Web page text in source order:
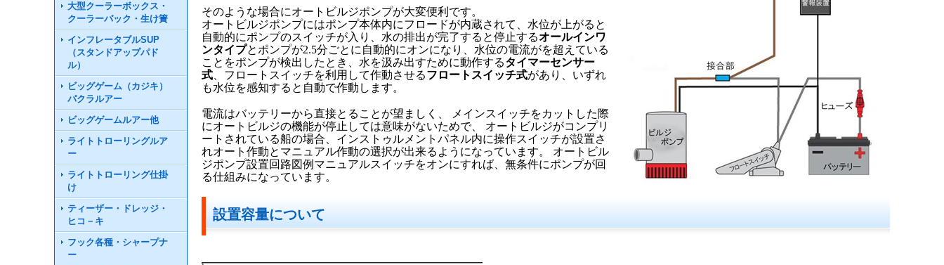
大型クーラーボックス・
クーラーバック・生け簀
インフレータブルSUP
（スタンドアップパド
ル）
ビッグゲーム（カジキ）
パクラルアー
ビッグゲームルアー他
ライトトローリングルア
ー
ライトトローリング仕掛
け
ティーザー・ドレッジ・
ヒコ－キ
フック各種・シャープナ
ー
そのような場合にオートビルジポンプが大変便利です。
オートビルジポンプにはポンプ本体内にフロードが内蔵されて、水位が上がると
自動的にポンプのスイッチが入り、水の排出が完了すると停止するオールインワ
ンタイプとポンプが2.5分ごとに自動的にオンになり、水位の電流がを超えている
ことをポンプが検出したとき、水を汲み出すために動作するタイマーセンサー
式 、フロートスイッチを利用して作動させるフロートスイッチ式があり、いずれ
も水位を感知すると自動で作動します。
電流はバッテリーから直接とることが望ましく、 メインスイッチをカットした際
にオートビルジの機能が停止しては意味がないためで、 オートビルジがコンプリ
ートされている船の場合、インストゥルメントパネル内に操作スイッチが設置さ
れオート作動とマニュアル作動の選択が出来るようになっています。 オートビル
ジポンプ設置回路図例マニュアルスイッチをオンにすれば、無条件にポンプが回
る仕組みになっています。
設置容量について